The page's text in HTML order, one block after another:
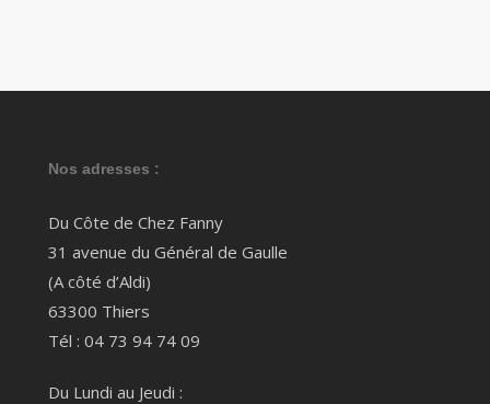
Nos adresses :
Du Côte de Chez Fanny
31 avenue du Général de Gaulle
(A côté d’Aldi)
63300 Thiers
Tél : 04 73 94 74 09
Du Lundi au Jeudi :